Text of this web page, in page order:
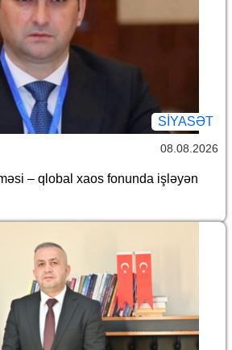
SİYASƏT
08.08.2026
– qlobal xaos fonunda işləyən